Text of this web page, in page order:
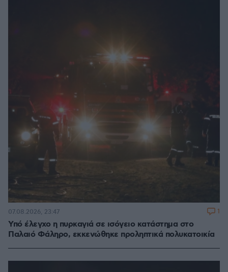
Υπό έλεγχο η πυρκαγιά σε ισόγειο κατάστημα στο
Παλαιό Φάληρο, εκκενώθηκε προληπτικά πολυκατοικία
07.08.2026, 23:47 1